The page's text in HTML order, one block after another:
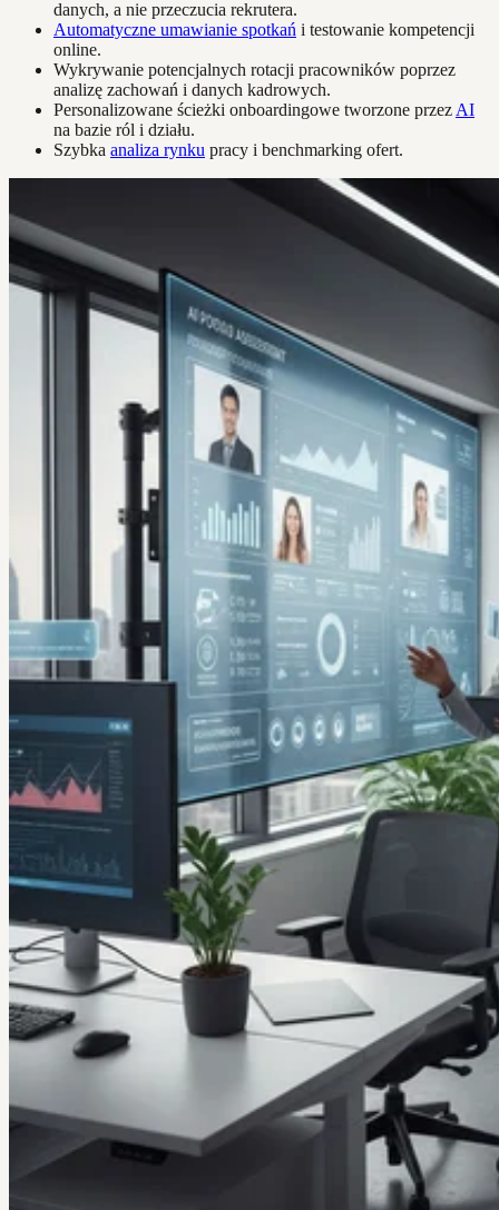
danych, a nie przeczucia rekrutera.
Automatyczne umawianie spotkań i testowanie kompetencji
online.
Wykrywanie potencjalnych rotacji pracowników poprzez
analizę zachowań i danych kadrowych.
Personalizowane ścieżki onboardingowe tworzone przez AI
na bazie ról i działu.
Szybka analiza rynku pracy i benchmarking ofert.